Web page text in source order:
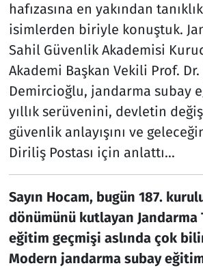
hafızasına en yakından
isimlerden biriyle konuştuk.
Sahil Güvenlik Akademisi
Akademi Başkan Vekili Prof. Dr.
Demircioğlu, jandarma subay
yıllık serüvenini, devletin
güvenlik anlayışını ve
Diriliş Postası için anlattı...
Sayın Hocam, bugün 187.
dönümünü kutlayan Jandarma
eğitim geçmişi aslında çok
Modern jandarma subay
Televizyon